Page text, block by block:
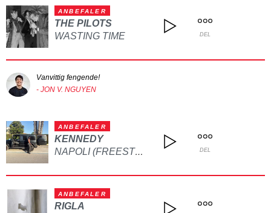
ANBEFALER
THE PILOTS
WASTING TIME
DEL
Vanvittig fengende!
- JON V. NGUYEN
ANBEFALER
KENNEDY
NAPOLI (FREESTYLE) DEL
ANBEFALER
RIGLA